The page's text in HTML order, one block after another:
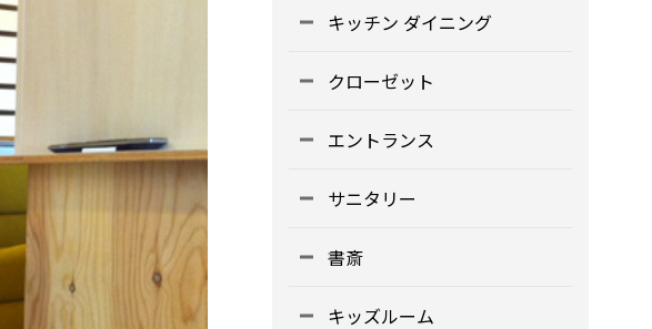
キッチン ダイニング
クローゼット
エントランス
サニタリー
書斎
キッズルーム